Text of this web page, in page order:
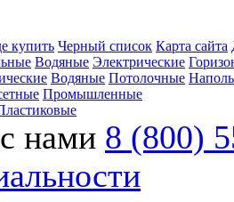
купить Черный список Карта сайта
Водяные Электрические
Водяные Потолочные
Промышленные
нами 8 (800)